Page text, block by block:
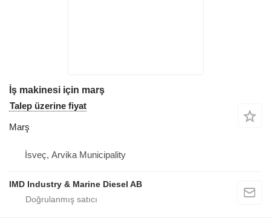
İş makinesi için marş
Talep üzerine fiyat
Marş
İsveç, Arvika Municipality
IMD Industry & Marine Diesel AB